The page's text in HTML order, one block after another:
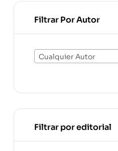
Filtrar Por Autor
Cualquier Autor
Filtrar por editorial